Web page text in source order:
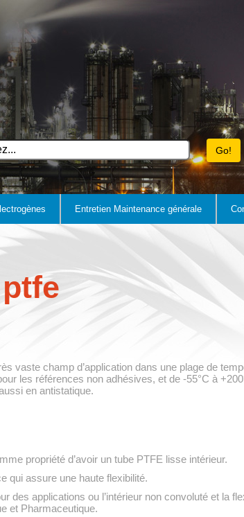
Entretien Maintenance générale
vaste champ d’application dans une plage de
les références non adhésives, et de -55°C à
en antistatique.
propriété d’avoir un tube PTFE lisse intérieur.
qui assure une haute flexibilité.
des applications ou l’intérieur non convoluté et la
et Pharmaceutique.